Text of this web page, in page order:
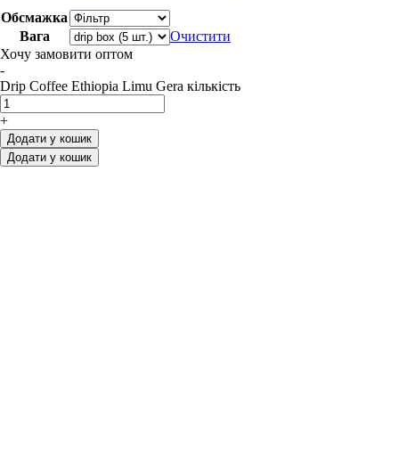
Обсмажка
Вага
Очистити
Хочу замовити оптом
-
Drip Coffee Ethiopia Limu Gera кількість
+
Додати у кошик
Додати у кошик